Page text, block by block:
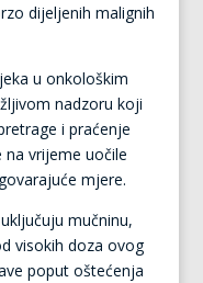
dijeljenih malignih
u onkološkim
nadzoru koji
i praćenje
na vrijeme uočile
mjere.
mučninu,
visokih doza ovog
poput oštećenja